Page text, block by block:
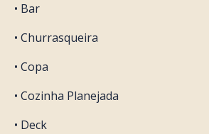
• Bar
• Churrasqueira
• Copa
• Cozinha Planejada
• Deck